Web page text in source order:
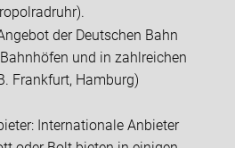
der Deutschen Bahn
und in zahlreichen
Frankfurt, Hamburg)
Internationale Anbieter